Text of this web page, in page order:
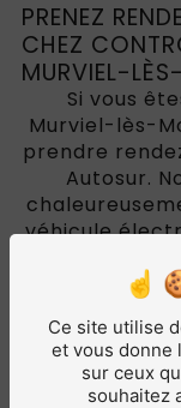
PRENEZ
CHEZ
MURVIEL-
Si vous
Murviel-lès-
prendre
Autosur.
véhicule
rigueur.
de votre
technique
Autosur.
réserver
service
Ce site utilise
et vous donne
sur ceux
souhaitez